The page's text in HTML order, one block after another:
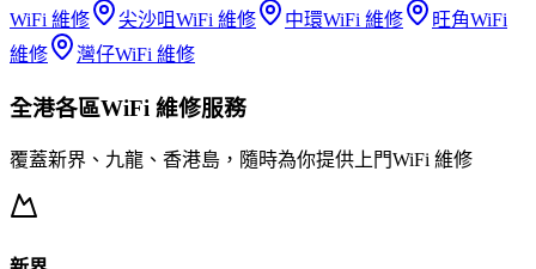
WiFi 維修
尖沙咀WiFi 維修 中環WiFi 維修 旺角WiFi
維修
灣仔WiFi 維修
全港各區WiFi 維修服務
覆蓋新界、九龍、香港島，隨時為你提供上門WiFi 維修